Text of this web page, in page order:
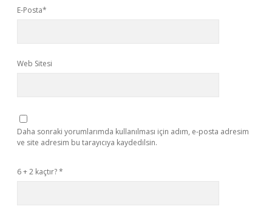
E-Posta*
Web Sitesi
Daha sonraki yorumlarımda kullanılması için adım, e-posta adresim
ve site adresim bu tarayıcıya kaydedilsin.
6 + 2 kaçtır?*